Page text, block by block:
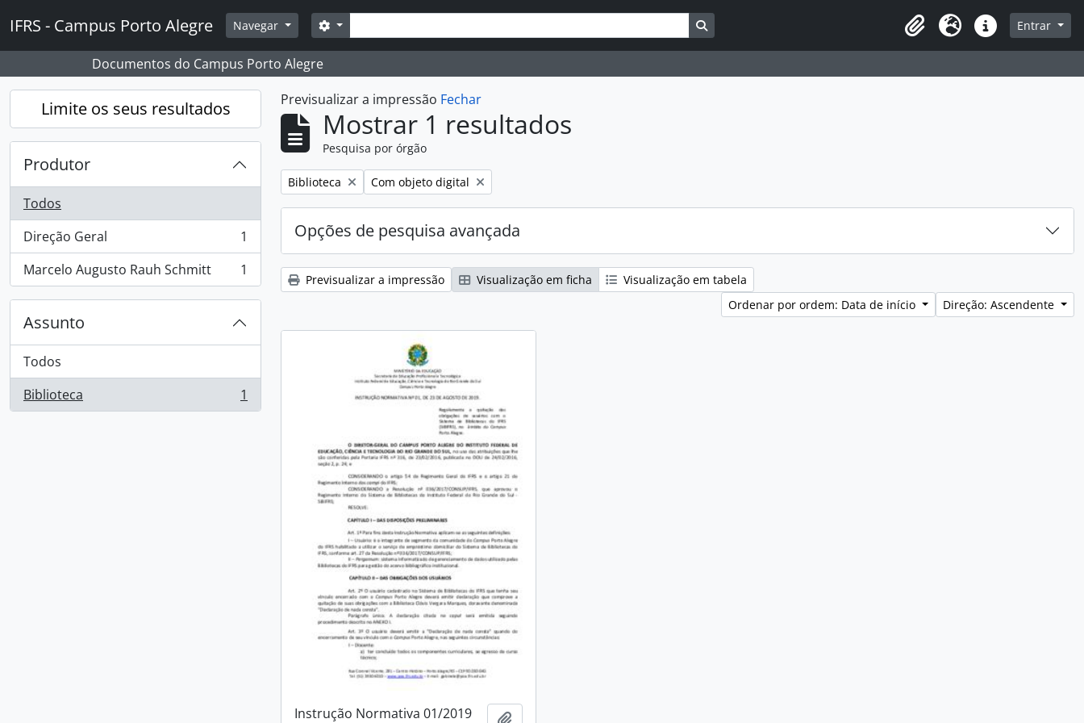
IFRS - Campus Porto Alegre Navegar Pesquisar
Opções de busca Busque na página de navegação
Idioma Ligações rápidas
Entrar
Documentos do Campus Porto Alegre
Limite os seus resultados
Produtor
Todos
Direção Geral
, 1 resultados
1
Marcelo Augusto Rauh Schmitt
, 1 resultados 1
Assunto
Todos
Biblioteca
, 1 resultados 1
Previsualizar a impressão Fechar
Mostrar 1 resultados
Pesquisa por órgão
Remover filtro:
Biblioteca Remover filtro:
Com objeto digital
Opções de pesquisa avançada
Previsualizar a impressão Visualização em ficha
Visualização em tabela
Ordenar por ordem: Data de início
Direção: Ascendente
Instrução Normativa 01/2019